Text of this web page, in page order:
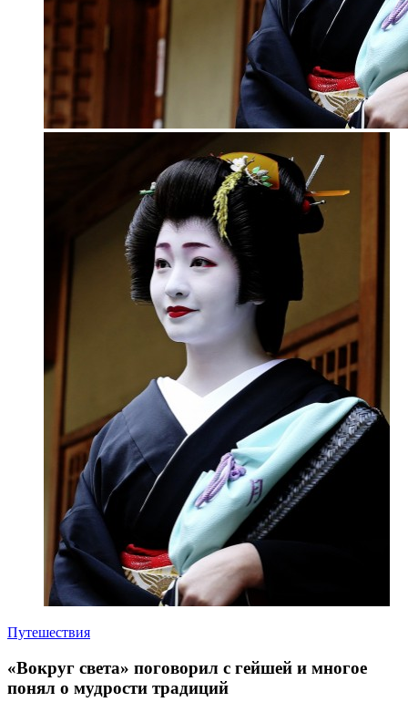
Путешествия
«Вокруг света» поговорил с гейшей и многое
понял о мудрости традиций